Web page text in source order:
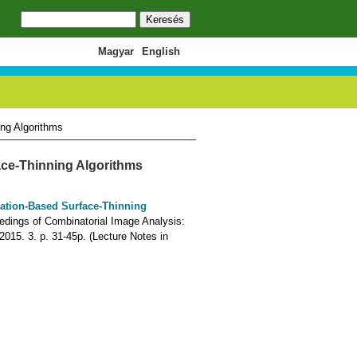
Keresés űrlap
English
Magyar
Algorithms
Thinning Algorithms
Based Surface-Thinning
of Combinatorial Image Analysis:
3. p. 31-45p. (Lecture Notes in